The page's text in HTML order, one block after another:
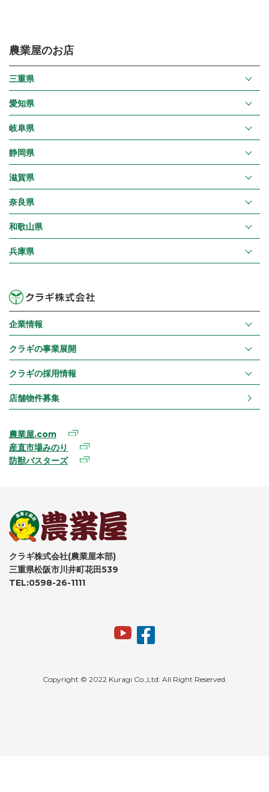
農業屋のお店
三重県
愛知県
岐阜県
静岡県
滋賀県
奈良県
和歌山県
兵庫県
企業情報
クラギの事業展開
クラギの採用情報
店舗物件募集
農業屋.com
産直市場みのり
防獣バスターズ
クラギ株式会社(農業屋本部)
三重県松阪市川井町花田539
TEL:0598-26-1111
Copyright © 2022 Kuragi Co.,Ltd. All Right Reserved.